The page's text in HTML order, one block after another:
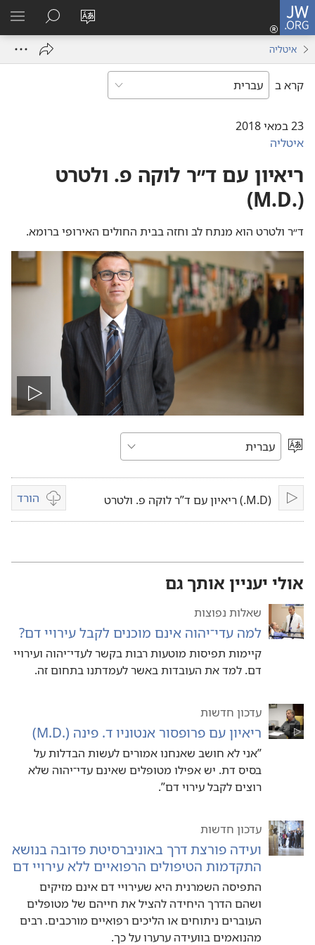
JW.ORG
שנה
כניסה
(פותח
חיפוש
איטליה
קרא ב
23 במאי 2018
איטליה
ריאיון עם ד״ר לוקה פ.‏ ולטרט
(‏.M.D)‏
ד״ר ולטרט הוא מנתח לב וחזה בבית החולים האירופי ברומא.‏
הפעל
בחר
נגן (M.D.) ריאיון עם ד”ר לוקה פ. ולטרט הורד
אפשרויות
הורדת
אולי יעניין אותך גם
שאלות נפוצות
למה עדי־יהוה אינם מוכנים לקבל עירויי דם?‏
קיימות תפיסות מוטעות רבות בקשר לעדי־יהוה ועירויי
דם.‏ למד את העובדות באשר לעמדתנו בתחום זה.‏
עדכון חדשות
ריאיון עם פרופסור אנטוניו ד.‏ פינה (‏.M.D)‏
‏”‏אני לא חושב שאנחנו אמורים לעשות הבדלות על
בסיס דת.‏ יש אפילו מטופלים שאינם עדי־יהוה שלא
רוצים לקבל עירוי דם”‏.‏
עדכון חדשות
ועידה פורצת דרך באוניברסיטת פדובה בנושא
התקדמות הטיפולים הרפואיים ללא עירויי דם
התפיסה השמרנית היא שעירויי דם אינם מזיקים
ושהם הדרך היחידה להציל את חייהם של מטופלים
העוברים ניתוחים או הליכים רפואיים מורכבים.‏ רבים
מהנואמים בוועידה ערערו על כך.‏